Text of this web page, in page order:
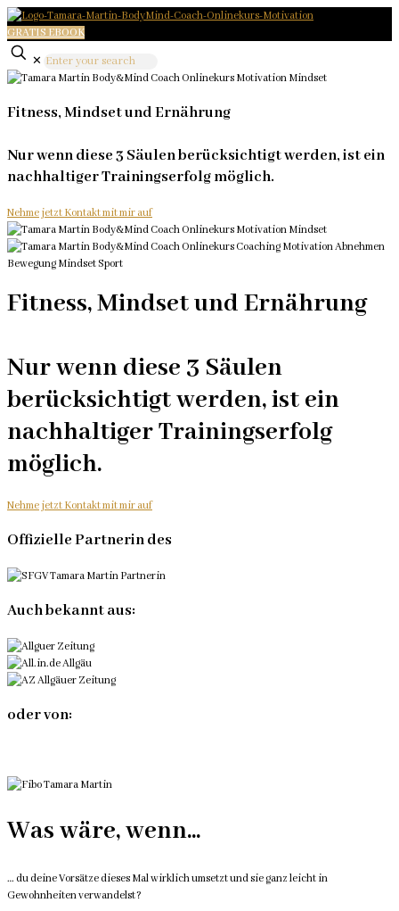
GRATIS EBOOK
✕
Fitness, Mindset und Ernährung
Nur wenn diese 3 Säulen berücksichtigt werden, ist ein
nachhaltiger Trainingserfolg möglich.
Nehme jetzt Kontakt mit mir auf
Fitness, Mindset und Ernährung
Nur wenn diese 3 Säulen
berücksichtigt werden, ist ein
nachhaltiger Trainingserfolg
möglich.
Nehme jetzt Kontakt mit mir auf
Offizielle Partnerin des
Auch bekannt aus:
oder von:
Was wäre, wenn...
… du deine Vorsätze dieses Mal wirklich umsetzt und sie ganz leicht in
Gewohnheiten verwandelst?